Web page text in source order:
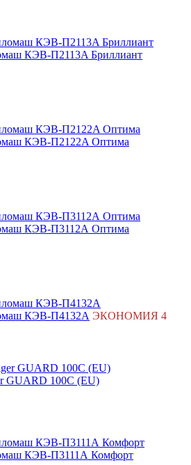
КЭВ-П2113A Бриллиант
КЭВ-П2122A Оптима
КЭВ-П3112А Оптима
КЭВ-П4132А ЭКОНОМИЯ 4
GUARD 100C (EU)
КЭВ-П3111А Комфорт